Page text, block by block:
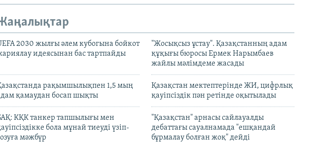
2030 жылғы әлем кубогына бойкот
идеясынан бас тартпайды
"Жосықсыз ұстау". Қазақстанның адам
құқығы бюросы Ермек Нарымбаев
жайлы мәлімдеме жасады
рақымшылықпен 1,5 мың
қамаудан босап шықты
Қазақстан мектептерінде ЖИ, цифрлық
қауіпсіздік пән ретінде оқытылады
КҚК танкер тапшылығы мен
бола мұнай тиеуді үзіп-
мәжбүр
"Қазақстан" арнасы сайлауалды
дебаттағы сауалнамада "ешқандай
бұрмалау болған жоқ" дейді